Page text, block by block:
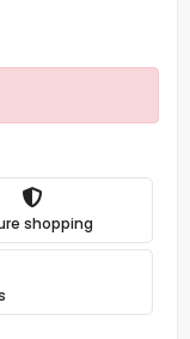
shopping